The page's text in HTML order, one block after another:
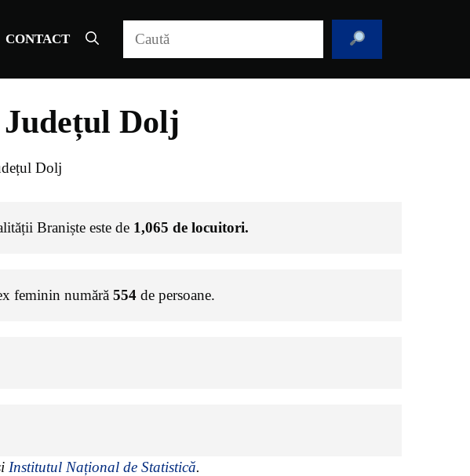
CONTACT
Dolj
Dolj
Braniște este de 1,065 de locuitori.
feminin numără 554 de persoane.
Institutul Național de Statistică.